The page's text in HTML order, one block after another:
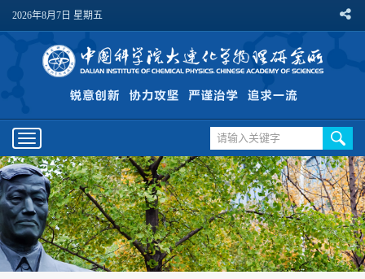
2026年8月7日 星期五
Toggle
navigation